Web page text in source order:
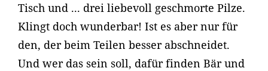
Tisch und ... drei liebevoll geschmorte Pilze.
Klingt doch wunderbar! Ist es aber nur für
den, der beim Teilen besser abschneidet.
Und wer das sein soll, dafür finden Bär und